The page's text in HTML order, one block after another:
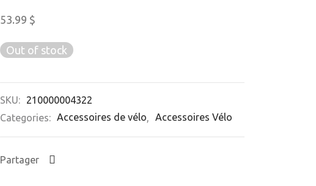
53.99 $
Out of stock
SKU:
210000004322
Categories: Accessoires de vélo, Accessoires Vélo
Partager